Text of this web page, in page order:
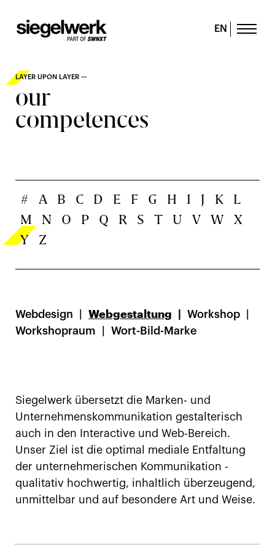
EN
LAYER UPON LAYER —
our
competences
# A B C D E F G H I J K
L
M
N O P Q R S T U V W
X
Y
Z
Webdesign Webgestaltung
Workshop
Workshopraum
Wort-Bild-Marke
Siegelwerk übersetzt die Marken- und
Unternehmenskommunikation gestalterisch
auch in den Interactive und Web-Bereich.
Unser Ziel ist die optimal mediale Entfaltung
der unternehmerischen Kommunikation -
qualitativ hochwertig, inhaltlich überzeugend,
unmittelbar und auf besondere Art und Weise.